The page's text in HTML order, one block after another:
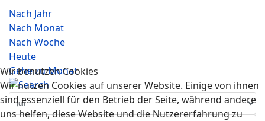
Nach Jahr
Nach Monat
Nach Woche
Heute
Gehe zu Monat
Wir benutzen Cookies
Wir nutzen Cookies auf unserer Website. Einige von ihnen
sind essenziell für den Betrieb der Seite, während andere
uns helfen, diese Website und die Nutzererfahrung zu